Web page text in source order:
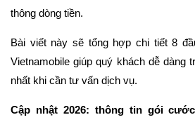
thông dòng tiền.
Bài viết này sẽ tổng hợp chi tiết 8
Vietnamobile giúp quý khách dễ dàng
nhất khi cần tư vấn dịch vụ.
Cập nhật 2026: thông tin gói